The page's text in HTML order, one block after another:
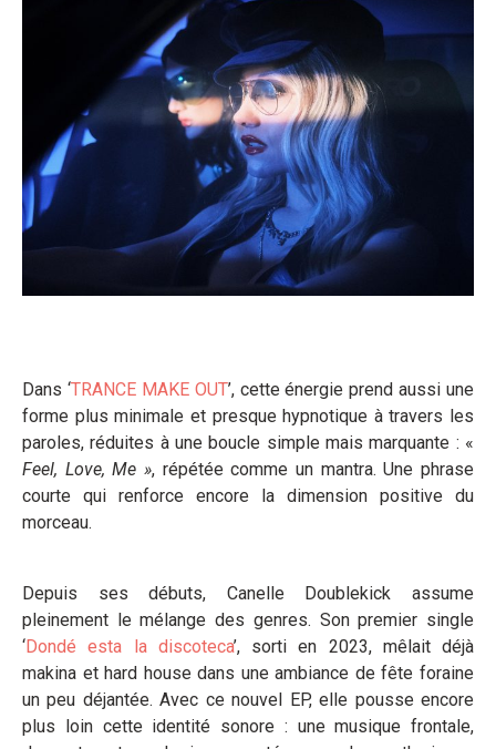
Dans ‘TRANCE MAKE OUT’, cette énergie prend aussi une
forme plus minimale et presque hypnotique à travers les
paroles, réduites à une boucle simple mais marquante : «
Feel, Love, Me », répétée comme un mantra. Une phrase
courte qui renforce encore la dimension positive du
morceau.
Depuis ses débuts, Canelle Doublekick assume
pleinement le mélange des genres. Son premier single
‘Dondé esta la discoteca’, sorti en 2023, mêlait déjà
makina et hard house dans une ambiance de fête foraine
un peu déjantée. Avec ce nouvel EP, elle pousse encore
plus loin cette identité sonore : une musique frontale,